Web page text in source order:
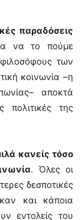
παραδόσεις
να το πούμε
των
κοινωνία –η
αποκτά
πολιτικές της
κανείς τόσο
. Όλες οι
δεσποτικές
και κάποια
εντολείς του